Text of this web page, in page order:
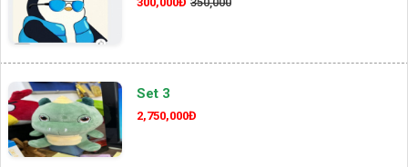
Set 3
2,750,000Đ